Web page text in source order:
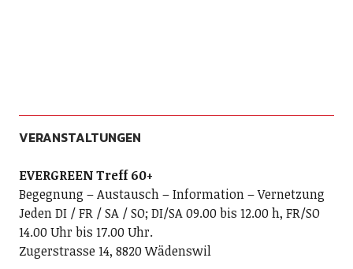
VERANSTALTUNGEN
EVERGREEN Treff 60+
Begegnung – Austausch – Information – Vernetzung
Jeden DI / FR / SA / SO; DI/SA 09.00 bis 12.00 h, FR/SO
14.00 Uhr bis 17.00 Uhr.
Zugerstrasse 14, 8820 Wädenswil